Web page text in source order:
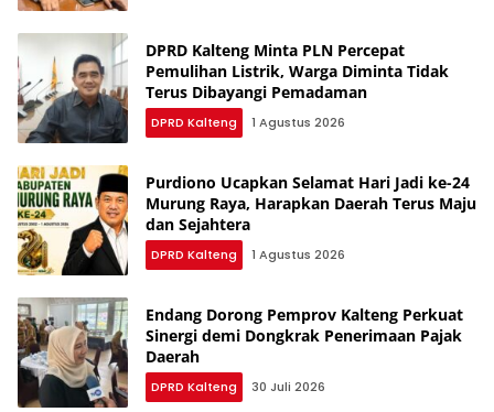
DPRD Kalteng Minta PLN Percepat
Pemulihan Listrik, Warga Diminta Tidak
Terus Dibayangi Pemadaman
DPRD Kalteng 1 Agustus 2026
Purdiono Ucapkan Selamat Hari Jadi ke-24
Murung Raya, Harapkan Daerah Terus Maju
dan Sejahtera
DPRD Kalteng 1 Agustus 2026
Endang Dorong Pemprov Kalteng Perkuat
Sinergi demi Dongkrak Penerimaan Pajak
Daerah
DPRD Kalteng 30 Juli 2026